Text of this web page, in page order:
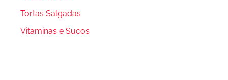
Tortas Salgadas
Vitaminas e Sucos